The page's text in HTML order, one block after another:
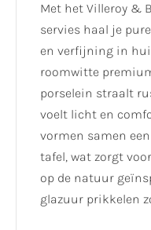
Met het Villeroy &
servies haal je
en verfijning in
roomwitte
porselein straalt
voelt licht en
vormen samen
tafel, wat zorgt
op de natuur
glazuur prikkelen